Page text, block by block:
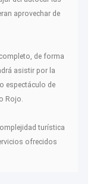
aprovechar de
de forma
asistir por la
espectáculo de
Rojo.
turística
ofrecidos